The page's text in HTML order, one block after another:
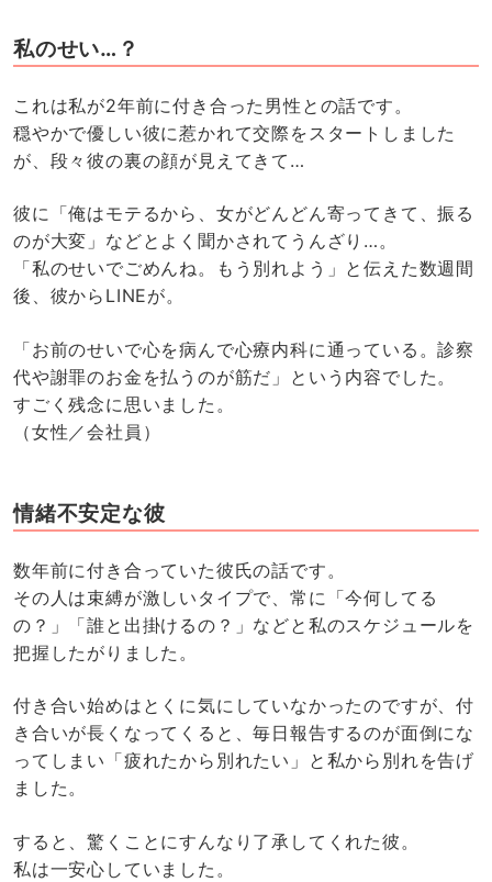
私のせい…？
これは私が2年前に付き合った男性との話です。
穏やかで優しい彼に惹かれて交際をスタートしました
が、段々彼の裏の顔が見えてきて…
彼に「俺はモテるから、女がどんどん寄ってきて、振る
のが大変」などとよく聞かされてうんざり…。
「私のせいでごめんね。もう別れよう」と伝えた数週間
後、彼からLINEが。
「お前のせいで心を病んで心療内科に通っている。診察
代や謝罪のお金を払うのが筋だ」という内容でした。
すごく残念に思いました。
（女性／会社員）
情緒不安定な彼
数年前に付き合っていた彼氏の話です。
その人は束縛が激しいタイプで、常に「今何してる
の？」「誰と出掛けるの？」などと私のスケジュールを
把握したがりました。
付き合い始めはとくに気にしていなかったのですが、付
き合いが長くなってくると、毎日報告するのが面倒にな
ってしまい「疲れたから別れたい」と私から別れを告げ
ました。
すると、驚くことにすんなり了承してくれた彼。
私は一安心していました。